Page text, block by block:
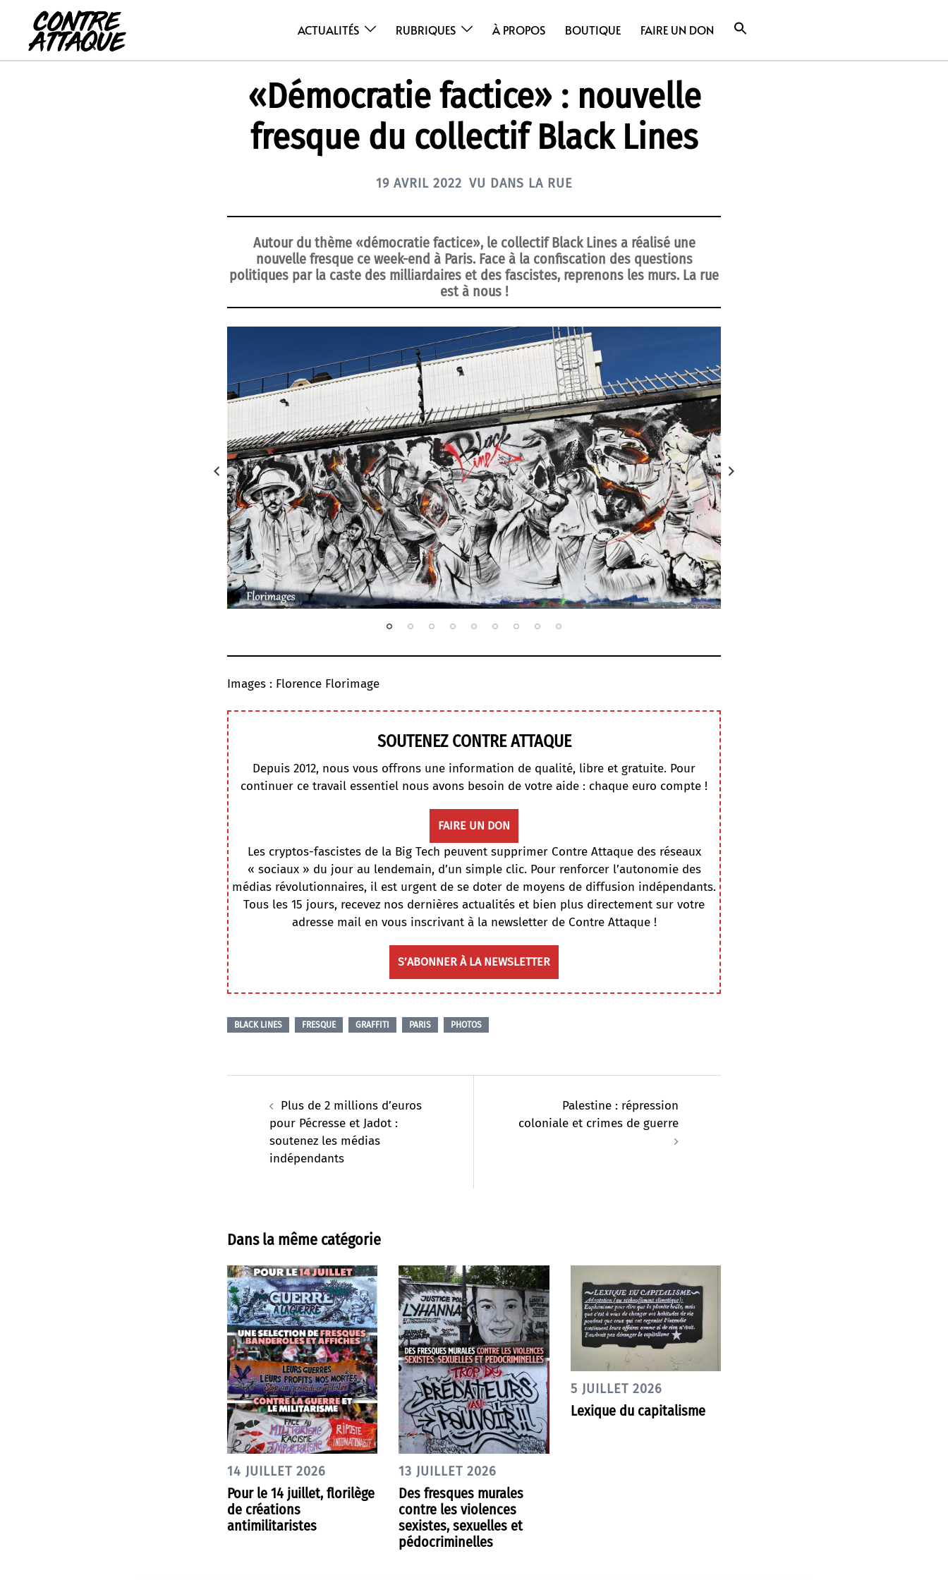
contenu
ACTUALITÉS RUBRIQUES À PROPOS BOUTIQUE FAIRE UN DON
«Démocratie factice» : nouvelle
fresque du collectif Black Lines
19 AVRIL 2022 VU DANS LA RUE
Autour du thème «démocratie factice», le collectif Black Lines a réalisé une
nouvelle fresque ce week-end à Paris. Face à la confiscation des questions
politiques par la caste des milliardaires et des fascistes, reprenons les murs. La rue
est à nous !
Images : Florence Florimage
SOUTENEZ CONTRE ATTAQUE
Depuis 2012, nous vous offrons une information de qualité, libre et gratuite. Pour
continuer ce travail essentiel nous avons besoin de votre aide : chaque euro compte !
FAIRE UN DON
Les cryptos-fascistes de la Big Tech peuvent supprimer Contre Attaque des réseaux
« sociaux » du jour au lendemain, d’un simple clic. Pour renforcer l’autonomie des
médias révolutionnaires, il est urgent de se doter de moyens de diffusion indépendants.
Tous les 15 jours, recevez nos dernières actualités et bien plus directement sur votre
adresse mail en vous inscrivant à la newsletter de Contre Attaque !
S’ABONNER À LA NEWSLETTER
BLACK LINES FRESQUE GRAFFITI PARIS PHOTOS
d’articlePlus de 2 millions d’euros
pour Pécresse et Jadot :
soutenez les médias
indépendants
Palestine : répression
coloniale et crimes de guerre
Dans la même catégorie
14 JUILLET 2026
Pour le 14 juillet, florilège
de créations
antimilitaristes
13 JUILLET 2026
Des fresques murales
contre les violences
sexistes, sexuelles et
pédocriminelles
5 JUILLET 2026
Lexique du capitalisme